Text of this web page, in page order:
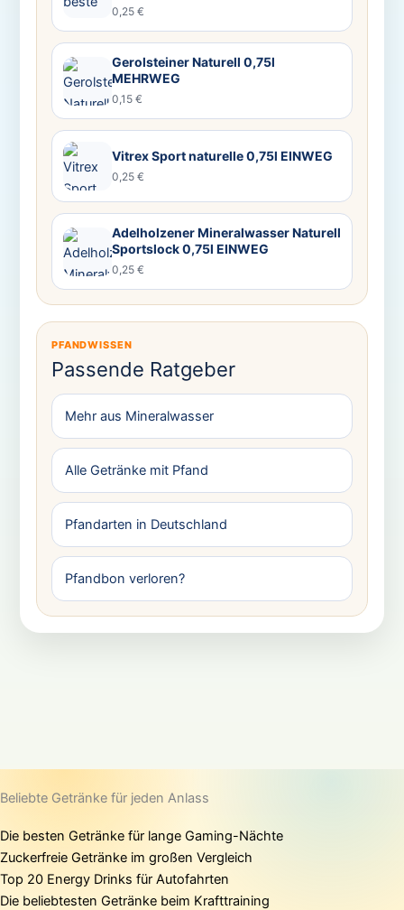
0,25 €
Gerolsteiner Naturell 0,75l
MEHRWEG
0,15 €
Vitrex Sport naturelle 0,75l EINWEG
0,25 €
Adelholzener Mineralwasser Naturell
Sportslock 0,75l EINWEG
0,25 €
PFANDWISSEN
Passende Ratgeber
Mehr aus Mineralwasser
Alle Getränke mit Pfand
Pfandarten in Deutschland
Pfandbon verloren?
Beliebte Getränke für jeden Anlass
Die besten Getränke für lange Gaming-Nächte
Zuckerfreie Getränke im großen Vergleich
Top 20 Energy Drinks für Autofahrten
Die beliebtesten Getränke beim Krafttraining